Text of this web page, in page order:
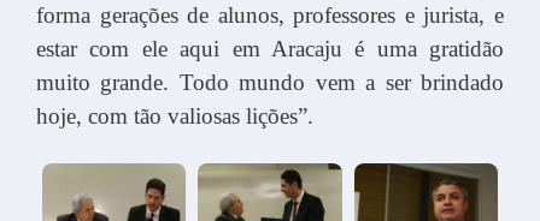
forma gerações de alunos, professores e jurista, e
estar com ele aqui em Aracaju é uma gratidão
muito grande. Todo mundo vem a ser brindado
hoje, com tão valiosas lições”.